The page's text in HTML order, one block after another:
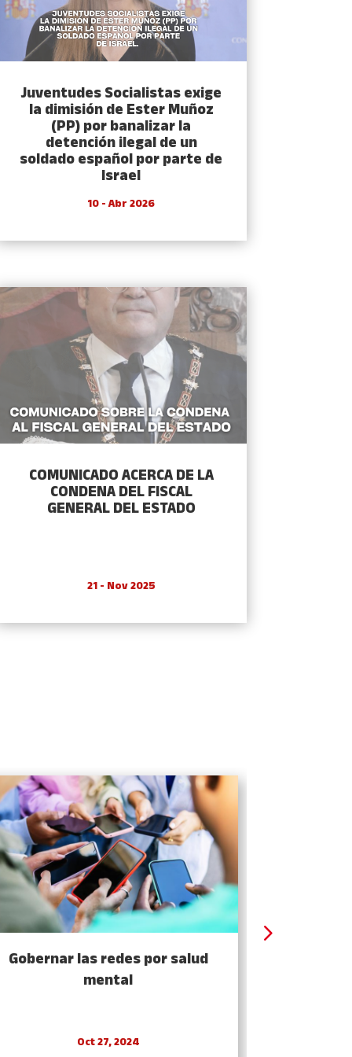
Juventudes Socialistas exige
la dimisión de Ester Muñoz
(PP) por banalizar la
detención ilegal de un
soldado español por parte de
Israel
10 - Abr 2026
COMUNICADO ACERCA DE LA
CONDENA DEL FISCAL
GENERAL DEL ESTADO
21 - Nov 2025
Gobernar las redes por salud
mental
Oct 27, 2024